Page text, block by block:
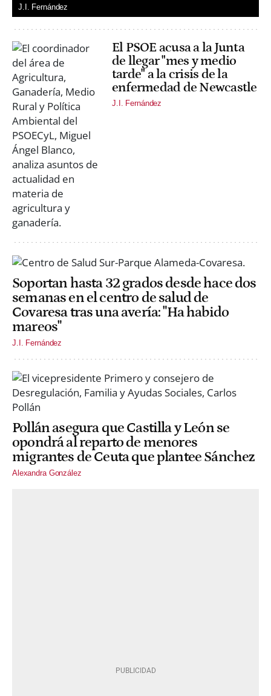
J.I. Fernández
El PSOE acusa a la Junta
de llegar "mes y medio
tarde" a la crisis de la
enfermedad de Newcastle
J.I. Fernández
Soportan hasta 32 grados desde hace dos
semanas en el centro de salud de
Covaresa tras una avería: "Ha habido
mareos"
J.I. Fernández
Pollán asegura que Castilla y León se
opondrá al reparto de menores
migrantes de Ceuta que plantee Sánchez
Alexandra González